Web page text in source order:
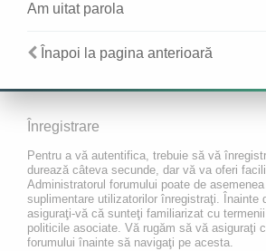
Am uitat parola
Înapoi la pagina anterioară
Înregistrare
Pentru a vă autentifica, trebuie să vă
durează câteva secunde, dar vă va oferi
Administratorul forumului poate de
suplimentare utilizatorilor înregistraţi. Înainte
asiguraţi-vă că sunteţi familiarizat cu
politicile asociate. Vă rugăm să vă asiguraţi
forumului înainte să navigaţi pe acesta.